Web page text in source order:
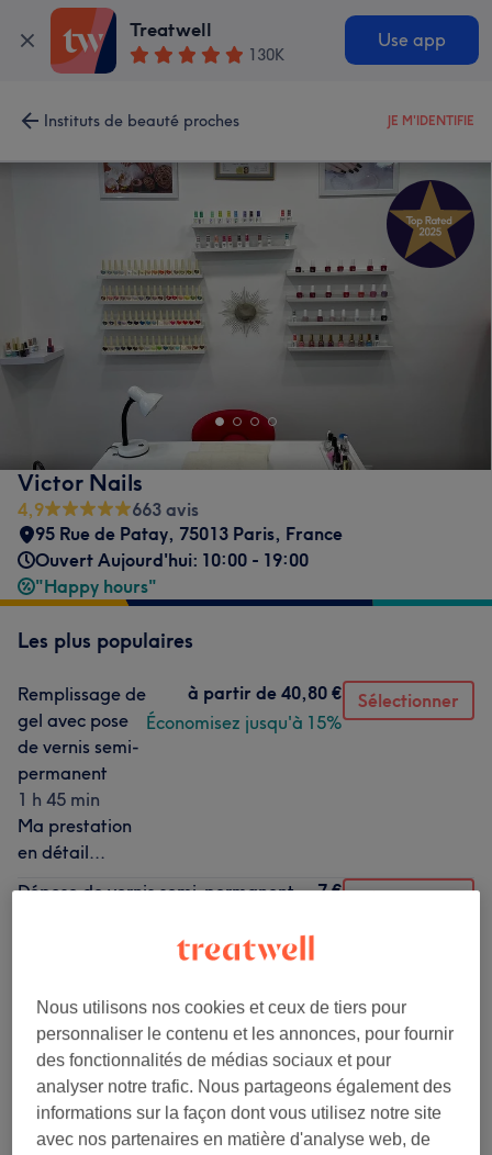
Treatwell
130K
Use app
Instituts de beauté proches JE M'IDENTIFIE
Victor Nails
4,9
663 avis
95 Rue de Patay, 75013 Paris, France
Ouvert Aujourd'hui: 10:00 - 19:00
"Happy hours"
Les plus populaires
Remplissage de
gel avec pose
de vernis semi-
permanent
1 h 45 min
Ma prestation
en détail...
à partir de 40,80 €
Économisez jusqu'à 15%
Sélectionner
Dépose de vernis semi-permanent
7 €
Manucure sans pose de vernis
30 minMa prestation en détail...
Sélectionner
Pose complète de gel sans vernis
1 h 15 minMa prestation en détail...
48 € Sélectionner
Nous utilisons nos cookies et ceux de tiers pour
personnaliser le contenu et les annonces, pour fournir
des fonctionnalités de médias sociaux et pour
analyser notre trafic. Nous partageons également des
informations sur la façon dont vous utilisez notre site
avec nos partenaires en matière d'analyse web, de